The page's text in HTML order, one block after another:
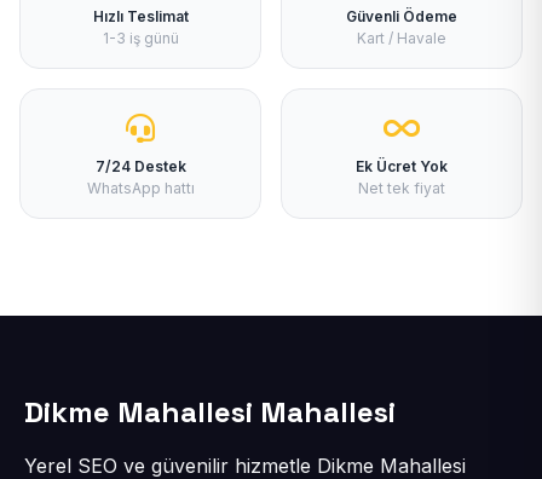
Hızlı Teslimat
1-3 iş günü
Güvenli Ödeme
Kart / Havale
7/24 Destek
WhatsApp hattı
Ek Ücret Yok
Net tek fiyat
Dikme Mahallesi Mahallesi
Yerel SEO ve güvenilir hizmetle Dikme Mahallesi